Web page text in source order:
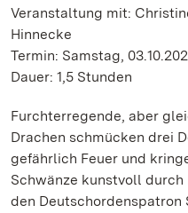
Veranstaltung mit:
Hinnecke
Termin: Samstag,
Dauer: 1,5 Stunden
Furchterregende, aber
Drachen schmücken drei
gefährlich Feuer und
Schwänze kunstvoll durch
den Deutschordenspatron